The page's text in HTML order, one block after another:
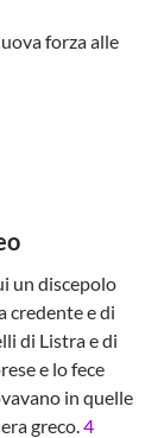
forza alle
un discepolo
credente e di
di Listra e di
e lo fece
in quelle
greco.4